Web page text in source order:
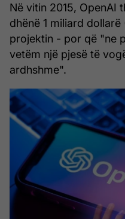
Në vitin 2015, OpenAI
dhënë 1 miliard
projektin - por që "ne
vetëm një pjesë të
ardhshme".